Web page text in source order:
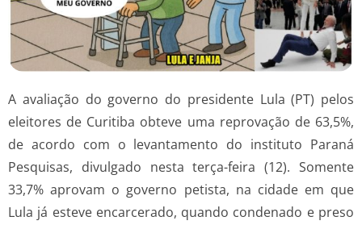
A avaliação do governo do presidente Lula (PT) pelos
eleitores de Curitiba obteve uma reprovação de 63,5%,
de acordo com o levantamento do instituto Paraná
Pesquisas, divulgado nesta terça-feira (12). Somente
33,7% aprovam o governo petista, na cidade em que
Lula já esteve encarcerado, quando condenado e preso